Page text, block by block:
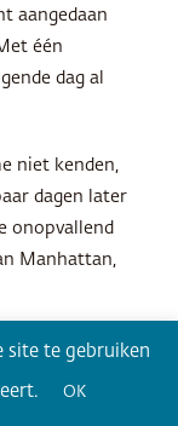
aangedaan
één
dag al
niet kenden,
dagen later
onopvallend
Manhattan,
site te gebruiken
OK